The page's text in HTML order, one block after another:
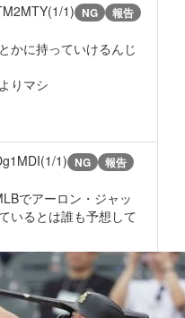
1) NG 報告
かに持っていけるんじ
りマシ
1) NG 報告
でアーロン・ジャッ
いるとは誰も予想して